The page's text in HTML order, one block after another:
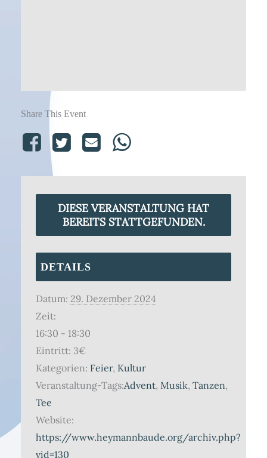
Share This Event
DIESE VERANSTALTUNG HAT
BEREITS STATTGEFUNDEN.
DETAILS
Datum: 29. Dezember 2024
Zeit:
16:30 - 18:30
Eintritt: 3€
Kategorien: Feier, Kultur
Veranstaltung-Tags:Advent, Musik, Tanzen,
Tee
Website:
https://www.heymannbaude.org/archiv.php?
vid=130